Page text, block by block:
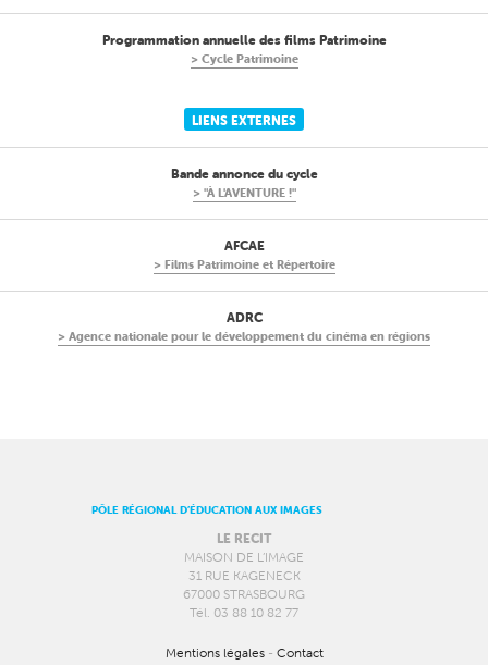
Programmation annuelle des films Patrimoine
Cycle Patrimoine
LIENS EXTERNES
Bande annonce du cycle
"À L'AVENTURE !"
AFCAE
Films Patrimoine et Répertoire
ADRC
Agence nationale pour le développement du cinéma en régions
PÔLE RÉGIONAL D’ÉDUCATION AUX IMAGES
LE RECIT
MAISON DE L’IMAGE
31 RUE KAGENECK
67000 STRASBOURG
Tél. 03 88 10 82 77
Mentions légales- Contact